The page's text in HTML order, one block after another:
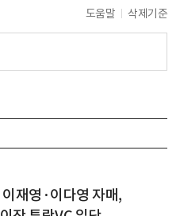
도움말 삭제기준
재영·이다영 자매,